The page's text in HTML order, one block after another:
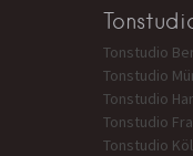
Tonstudio
Tonstudio
Tonstudio
Tonstudio
Tonstudio